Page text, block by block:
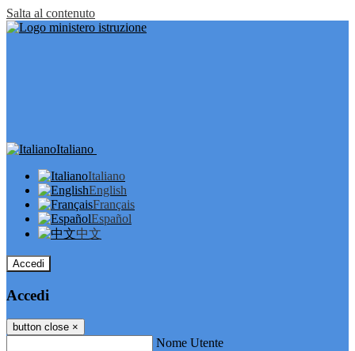
Salta al contenuto
Italiano
Italiano
English
Français
Español
中文
Accedi
Accedi
button close ×
Nome Utente